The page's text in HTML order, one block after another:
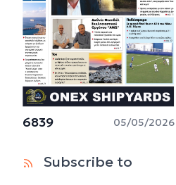
6839 05/05/2026
Subscribe to